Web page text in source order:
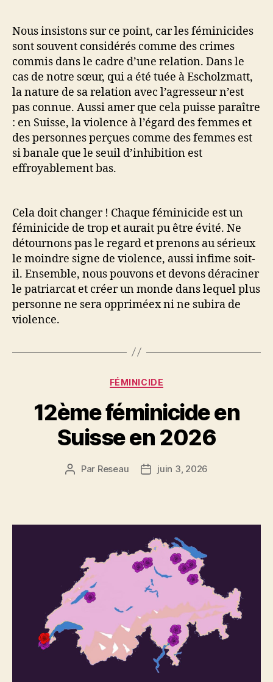
Nous insistons sur ce point, car les féminicides
sont souvent considérés comme des crimes
commis dans le cadre d’une relation. Dans le
cas de notre sœur, qui a été tuée à Escholzmatt,
la nature de sa relation avec l’agresseur n’est
pas connue. Aussi amer que cela puisse paraître
: en Suisse, la violence à l’égard des femmes et
des personnes perçues comme des femmes est
si banale que le seuil d’inhibition est
effroyablement bas.
Cela doit changer ! Chaque féminicide est un
féminicide de trop et aurait pu être évité. Ne
détournons pas le regard et prenons au sérieux
le moindre signe de violence, aussi infime soit-
il. Ensemble, nous pouvons et devons déraciner
le patriarcat et créer un monde dans lequel plus
personne ne sera oppriméex ni ne subira de
violence.
Catégories
FÉMINICIDE
12ème féminicide en
Suisse en 2026
Auteur
Par Reseau
Datejuin 3, 2026